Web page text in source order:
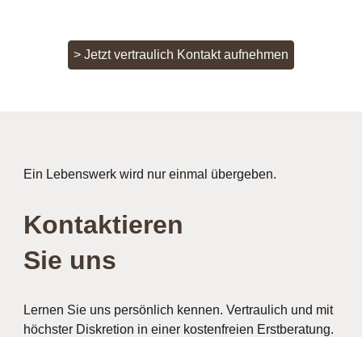
> Jetzt vertraulich Kontakt aufnehmen
Ein Lebenswerk wird nur einmal übergeben.
Kontaktieren
Sie uns
Lernen Sie uns persönlich kennen. Vertraulich und mit
höchster Diskretion in einer kostenfreien Erstberatung.